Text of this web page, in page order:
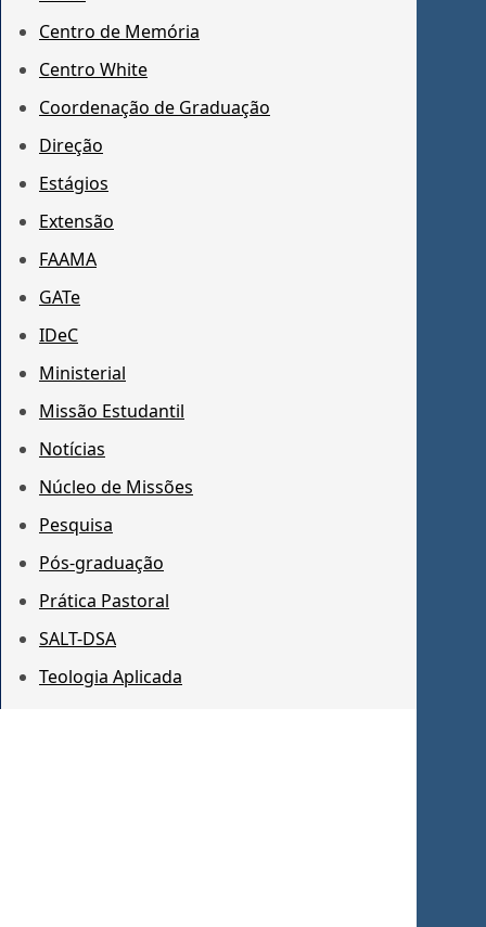
Centro de Memória
Centro White
Coordenação de Graduação
Direção
Estágios
Extensão
FAAMA
GATe
IDeC
Ministerial
Missão Estudantil
Notícias
Núcleo de Missões
Pesquisa
Pós-graduação
Prática Pastoral
SALT-DSA
Teologia Aplicada